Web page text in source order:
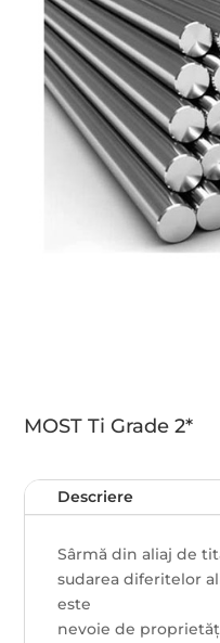
MOST Ti Grade 2*
Descriere
Sârmă din aliaj de
sudarea diferitelor
este
nevoie de